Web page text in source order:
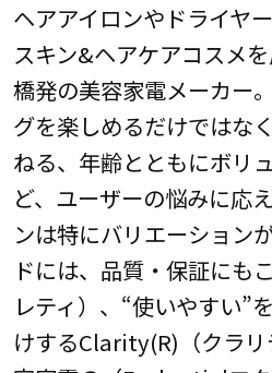
ヘアアイロンやドライヤ
スキン&ヘアケアコスメ
橋発の美容家電メーカー
グを楽しめるだけではな
ねる、年齢とともにボリ
ど、ユーザーの悩みに応
ンは特にバリエーション
ドには、品質・保証にも
レティ）、“使いやすい”
けするClarity(R)（クラ